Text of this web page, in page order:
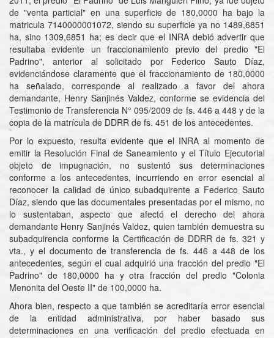
de "venta particial" en una superficie de 180,0000 ha bajo la
matricula 7140000001072, siendo su superficie ya no 1489,6851
ha, sino 1309,6851 ha; es decir que el INRA debió advertir que
resultaba evidente un fraccionamiento previo del predio "El
Padrino", anterior al solicitado por Federico Sauto Díaz,
evidenciándose claramente que el fraccionamiento de 180,0000
ha señalado, corresponde al realizado a favor del ahora
demandante, Henry Sanjinés Valdez, conforme se evidencia del
Testimonio de Transferencia N° 095/2009 de fs. 446 a 448 y de la
copia de la matrícula de DDRR de fs. 451 de los antecedentes.
Por lo expuesto, resulta evidente que el INRA al momento de
emitir la Resolución Final de Saneamiento y el Título Ejecutorial
objeto de impugnación, no sustentó sus determinaciones
conforme a los antecedentes, incurriendo en error esencial al
reconocer la calidad de único subadquirente a Federico Sauto
Díaz, siendo que las documentales presentadas por el mismo, no
lo sustentaban, aspecto que afectó el derecho del ahora
demandante Henry Sanjinés Valdez, quien también demuestra su
subadquirencia conforme la Certificación de DDRR de fs. 321 y
vta., y el documento de transferencia de fs. 446 a 448 de los
antecedentes, según el cual adquirió una fracción del predio "El
Padrino" de 180,0000 ha y otra fracción del predio "Colonia
Menonita del Oeste II" de 100,0000 ha.
Ahora bien, respecto a que también se acreditaría error esencial
de la entidad administrativa, por haber basado sus
determinaciones en una verificación del predio efectuada en